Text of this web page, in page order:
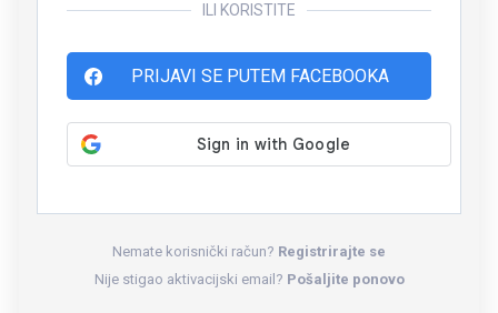
ILI KORISTITE
PRIJAVI SE PUTEM FACEBOOKA
Nemate korisnički račun? Registrirajte se
Nije stigao aktivacijski email? Pošaljite ponovo